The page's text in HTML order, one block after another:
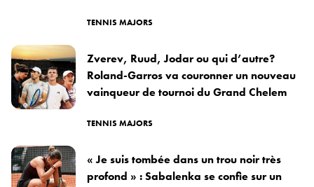
TENNIS MAJORS
Zverev, Ruud, Jodar ou qui d’autre?
Roland-Garros va couronner un nouveau
vainqueur de tournoi du Grand Chelem
TENNIS MAJORS
« Je suis tombée dans un trou noir très
profond » : Sabalenka se confie sur un